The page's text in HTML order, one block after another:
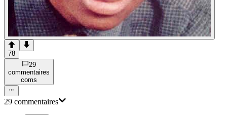
78
29
commentaires
coms
29 commentaires